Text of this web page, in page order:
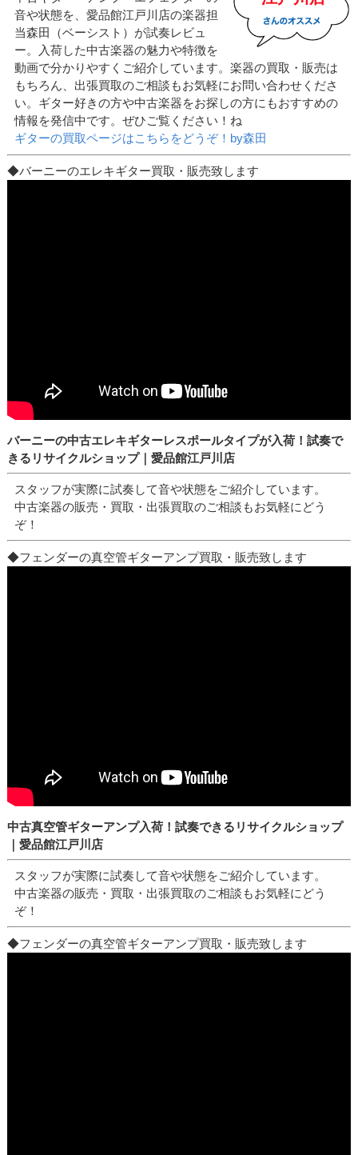
音や状態を、愛品館江戸川店の楽器担
当森田（ベーシスト）が試奏レビュ
ー。入荷した中古楽器の魅力や特徴を
動画で分かりやすくご紹介しています。楽器の買取・販売は
もちろん、出張買取のご相談もお気軽にお問い合わせくださ
い。ギター好きの方や中古楽器をお探しの方にもおすすめの
情報を発信中です。ぜひご覧ください！ね
ギターの買取ページはこちらをどうぞ！by森田
◆バーニーのエレキギター買取・販売致します
バーニーの中古エレキギターレスポールタイプが入荷！試奏で
きるリサイクルショップ｜愛品館江戸川店
スタッフが実際に試奏して音や状態をご紹介しています。
中古楽器の販売・買取・出張買取のご相談もお気軽にどう
ぞ！
◆フェンダーの真空管ギターアンプ買取・販売致します
中古真空管ギターアンプ入荷！試奏できるリサイクルショップ
｜愛品館江戸川店
スタッフが実際に試奏して音や状態をご紹介しています。
中古楽器の販売・買取・出張買取のご相談もお気軽にどう
ぞ！
◆フェンダーの真空管ギターアンプ買取・販売致します